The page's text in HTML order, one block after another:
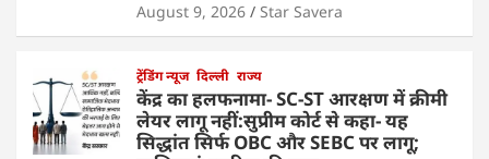
August 9, 2026 Star Savera
ट्रेंडिंग न्यूज दिल्ली राज्य
केंद्र का हलफनामा- SC-ST आरक्षण में क्रीमी
लेयर लागू नहीं:सुप्रीम कोर्ट से कहा- यह
सिद्धांत सिर्फ OBC और SEBC पर लागू;